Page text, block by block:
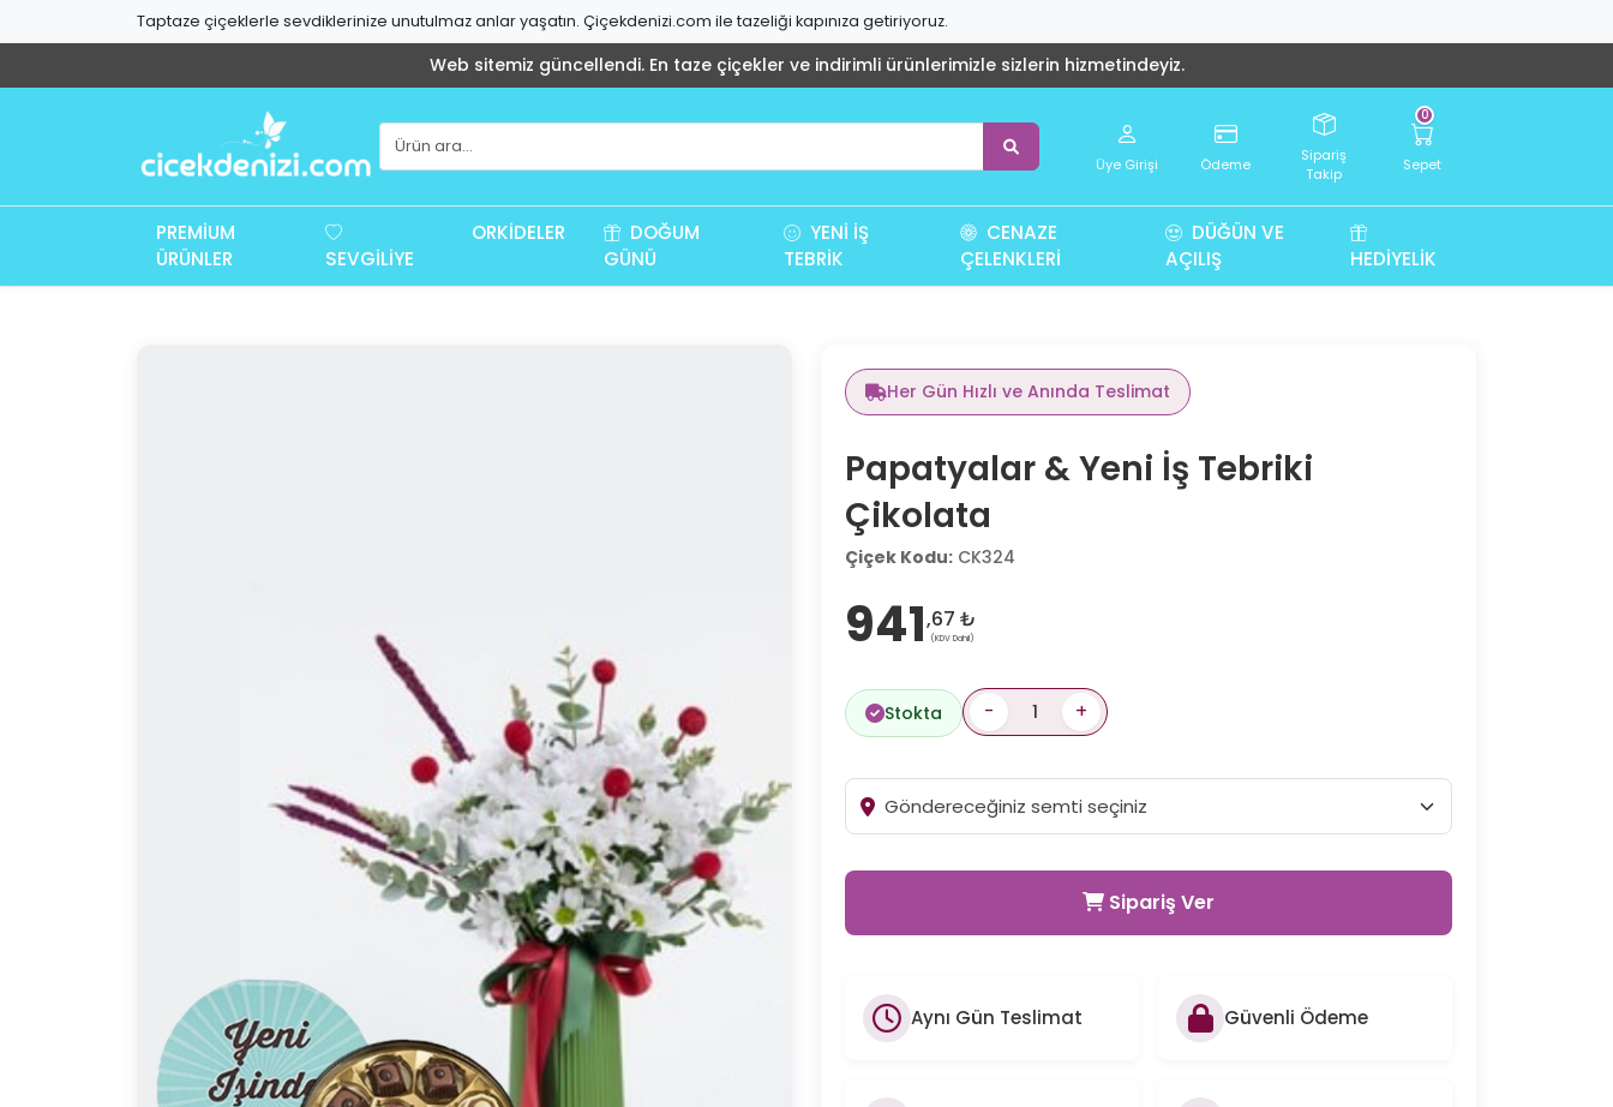
Taptaze çiçeklerle sevdiklerinize unutulmaz anlar yaşatın. Çiçekdenizi.com ile tazeliği kapınıza getiriyoruz.
Web sitemiz güncellendi. En taze çiçekler ve indirimli ürünlerimizle sizlerin hizmetindeyiz.
Üye Girişi Ödeme
Sipariş
Takip
Sepet
0
PREMIUM
ÜRÜNLER
SEVGILIYE
ORKIDELER
DOĞUM
GÜNÜ
YENI İŞ
TEBRIK
CENAZE
ÇELENKLERI
DÜĞÜN VE
AÇILIŞ
HEDIYELIK
Her Gün Hızlı ve Anında Teslimat
Papatyalar & Yeni İş Tebriki
Çikolata
Çiçek Kodu: CK324
941,67 ₺
(KDV Dahil)
Stokta - +
Sipariş Ver
Aynı Gün Teslimat Güvenli Ödeme